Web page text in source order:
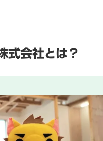
式会社とは？